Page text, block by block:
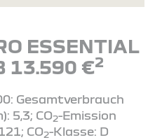
ESSENTIAL
13.590 €2
Gesamtverbrauch
5,3; CO2-Emission
CO2-Klasse: D